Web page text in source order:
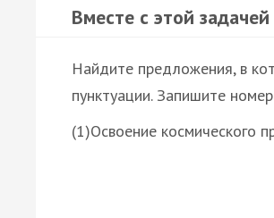
Вместе с этой
Найдите предложения, в
пунктуации. Запишите
(1)Освоение космического